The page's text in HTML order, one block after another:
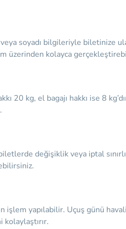
soyadı bilgileriyle biletinize
üzerinden kolayca
20 kg, el bagajı hakkı ise 8
değişiklik veya iptal
yapılabilir. Uçuş günü